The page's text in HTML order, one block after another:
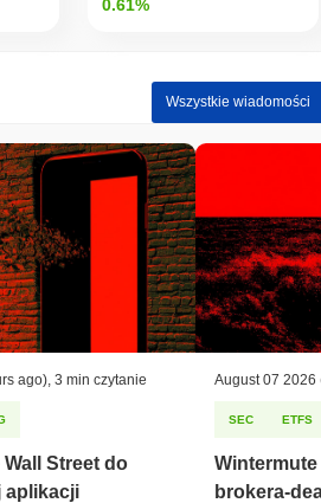
0.00%, osiągając
rynek kryptowalut który odnotował
to na tymczasowe opóźnienie w akcji
do szerszego impulsu rynkowego.
0.61%
Wszystkie wiadomości
ago) 3 min czytanie
Street do
aplikacji
August 07 2026
SEC ETFS
brokera-